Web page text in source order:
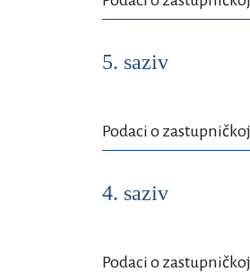
5. saziv
Podaci o
4. saziv
Podaci o